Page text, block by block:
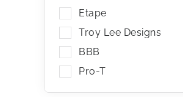
Etape
Troy Lee Designs
BBB
Pro-T